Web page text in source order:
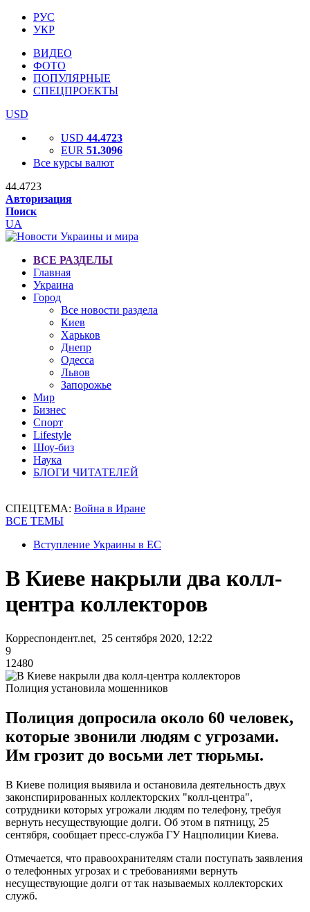
РУС
УКР
ВИДЕО
ФОТО
ПОПУЛЯРНЫЕ
СПЕЦПРОЕКТЫ
USD
USD 44.4723
EUR 51.3096
Все курсы валют
44.4723
Авторизация
Поиск
UA
ВСЕ РАЗДЕЛЫ
Главная
Украина
Город
Все новости раздела
Киев
Харьков
Днепр
Одесса
Львов
Запорожье
Мир
Бизнес
Спорт
Lifestyle
Шоу-биз
Наука
БЛОГИ ЧИТАТЕЛЕЙ
СПЕЦТЕМА: Война в Иране
ВСЕ ТЕМЫ
Вступление Украины в ЕС
В Киеве накрыли два колл-
центра коллекторов
Корреспондент.net, 25 сентября 2020, 12:22
9
12480
Полиция установила мошенников
Полиция допросила около 60 человек,
которые звонили людям с угрозами.
Им грозит до восьми лет тюрьмы.
В Киеве полиция выявила и остановила деятельность двух
законспирированных коллекторских "колл-центра",
сотрудники которых угрожали людям по телефону, требуя
вернуть несуществующие долги. Об этом в пятницу, 25
сентября, сообщает пресс-служба ГУ Нацполиции Киева.
Отмечается, что правоохранителям стали поступать заявления
о телефонных угрозах и с требованиями вернуть
несуществующие долги от так называемых коллекторских
служб.